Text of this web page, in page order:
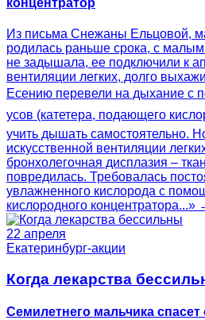
концентратор
Из письма Снежаны Ельцовой,
родилась раньше срока, с
не задышала, ее подключили к
вентиляции легких, долго
Есению перевели на дыхание с
усов (катетера, подающего
учить дышать самостоятельно.
искусственной вентиляции
бронхолегочная дисплазия –
повредилась. Требовалась
увлажненного кислорода с
кислородного концентратора...»
22 апреля
Екатеринбург-акции
Когда лекарства
Семилетнего мальчика спасет